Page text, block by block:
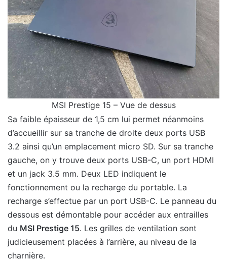
MSI Prestige 15 – Vue de dessus
Sa faible épaisseur de 1,5 cm lui permet néanmoins
d’accueillir sur sa tranche de droite deux ports USB
3.2 ainsi qu’un emplacement micro SD. Sur sa tranche
gauche, on y trouve deux ports USB-C, un port HDMI
et un jack 3.5 mm. Deux LED indiquent le
fonctionnement ou la recharge du portable. La
recharge s’effectue par un port USB-C. Le panneau du
dessous est démontable pour accéder aux entrailles
du MSI Prestige 15. Les grilles de ventilation sont
judicieusement placées à l’arrière, au niveau de la
charnière.